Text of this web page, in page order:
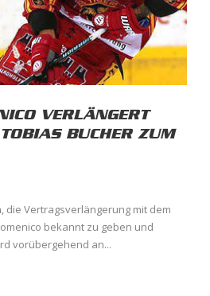
VERLÄNGERT
BUCHER ZUM
die Vertragsverlängerung mit dem
bekannt zu geben und
vorübergehend an...